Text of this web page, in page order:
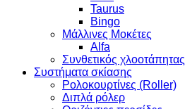
Taurus
Bingo
Μάλλινες Μοκέτες
Alfa
Συνθετικός χλοοτάπητας
Συστήματα σκίασης
Ρολοκουρτίνες (Roller)
Διπλά ρόλερ